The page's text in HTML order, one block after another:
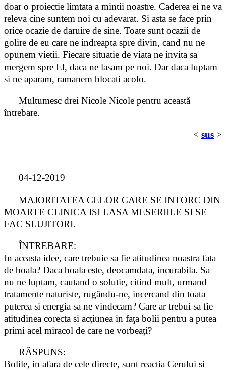
doar o proiectie limtata a mintii noastre. Caderea ei ne va
releva cine suntem noi cu adevarat. Si asta se face prin
orice ocazie de daruire de sine. Toate sunt ocazii de
golire de eu care ne indreapta spre divin, cand nu ne
opunem vietii. Fiecare situatie de viata ne invita sa
mergem spre El, daca ne lasam pe noi. Dar daca luptam
si ne aparam, ramanem blocati acolo.
Multumesc drei Nicole Nicole pentru această
întrebare.
< sus >
04-12-2019
MAJORITATEA CELOR CARE SE INTORC DIN
MOARTE CLINICA ISI LASA MESERIILE SI SE
FAC SLUJITORI.
ÎNTREBARE:
In aceasta idee, care trebuie sa fie atitudinea noastra fata
de boala? Daca boala este, deocamdata, incurabila. Sa
nu ne luptam, cautand o solutie, citind mult, urmand
tratamente naturiste, rugându-ne, incercand din toata
puterea si energia sa ne vindecam? Care ar trebui sa fie
atitudinea corecta si acțiunea in faţa bolii pentru a putea
primi acel miracol de care ne vorbeați?
RĂSPUNS:
Bolile, in afara de cele directe, sunt reactia Cerului si